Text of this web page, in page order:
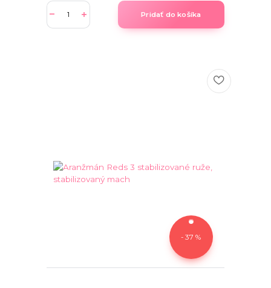
Pridať do košíka
- 37 %